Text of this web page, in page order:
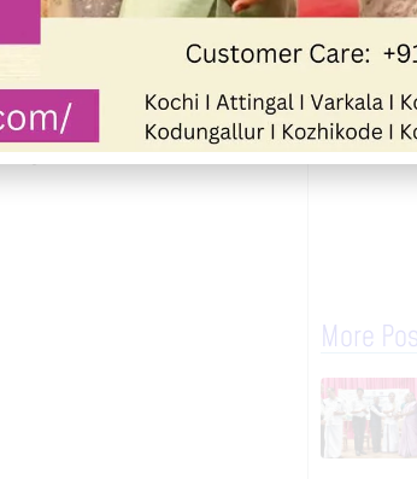
ഫൂട്ബാൾ
വിദ്യാർത്ഥികളും
ഫയർഫോഴ്സ്,
More